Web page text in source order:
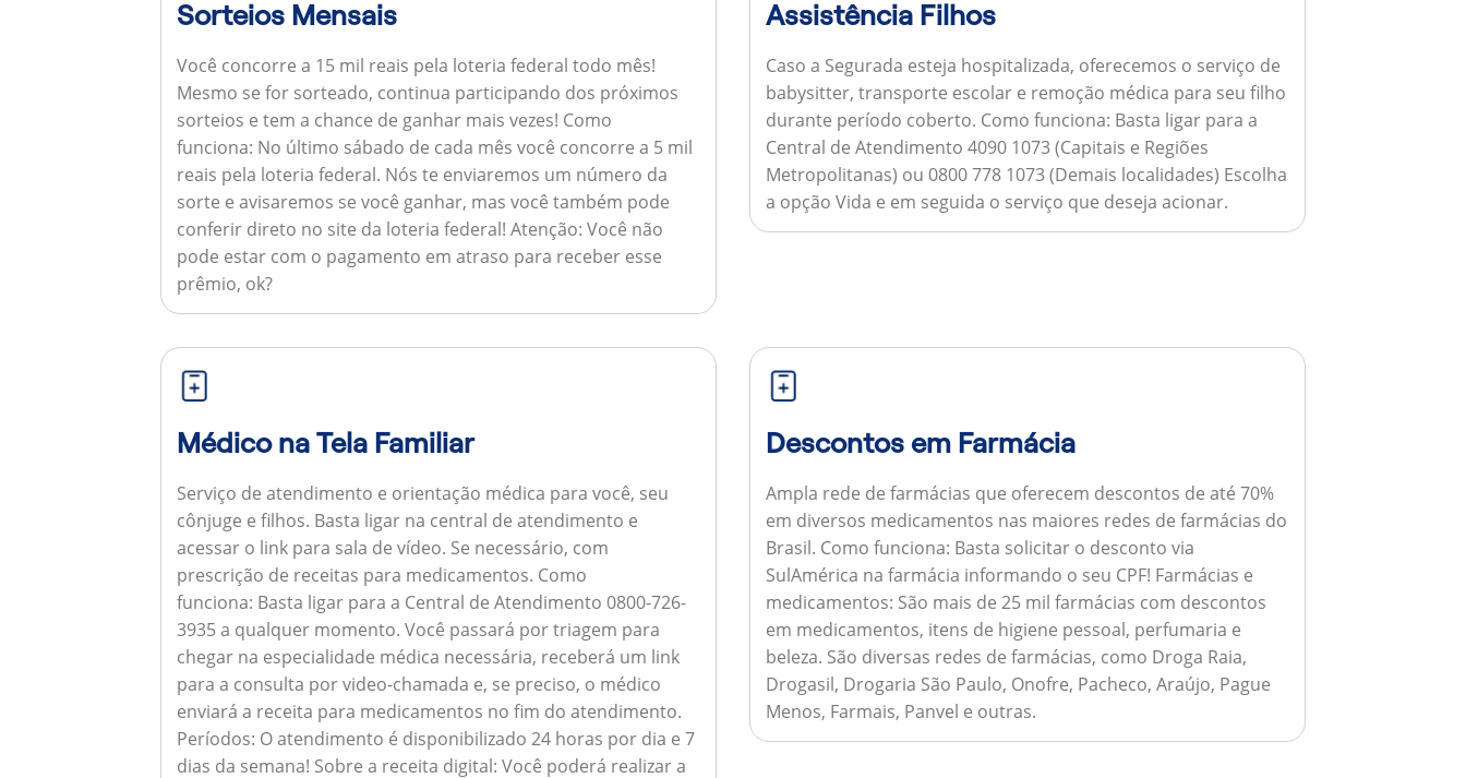
Sorteios Mensais
Você concorre a 15 mil reais pela loteria federal todo mês!
Mesmo se for sorteado, continua participando dos próximos
sorteios e tem a chance de ganhar mais vezes! Como
funciona: No último sábado de cada mês você concorre a 5 mil
reais pela loteria federal. Nós te enviaremos um número da
sorte e avisaremos se você ganhar, mas você também pode
conferir direto no site da loteria federal!Atenção: Você não
pode estar com o pagamento em atraso para receber esse
prêmio, ok?
Assistência Filhos
Caso a Segurada esteja hospitalizada, oferecemos o serviço de
babysitter, transporte escolar e remoção médica para seu filho
durante período coberto. Como funciona: Basta ligar para a
Central de Atendimento 4090 1073 (Capitais e Regiões
Metropolitanas) ou 0800 778 1073 (Demais localidades) Escolha
a opção Vida e em seguida o serviço que deseja acionar.
Médico na Tela Familiar
Serviço de atendimento e orientação médica para você, seu
cônjuge e filhos. Basta ligar na central de atendimento e
acessar o link para sala de vídeo. Se necessário, com
prescrição de receitas para medicamentos. Como
funciona: Basta ligar para a Central de Atendimento 0800-726-
3935 a qualquer momento. Você passará por triagem para
chegar na especialidade médica necessária, receberá um link
para a consulta por video-chamada e, se preciso, o médico
enviará a receita para medicamentos no fim do atendimento.
Períodos: O atendimento é disponibilizado 24 horas por dia e 7
dias da semana! Sobre a receita digital: Você poderá realizar a
Descontos em Farmácia
Ampla rede de farmácias que oferecem descontos de até 70%
em diversos medicamentos nas maiores redes de farmácias do
Brasil. Como funciona: Basta solicitar o desconto via
SulAmérica na farmácia informando o seu CPF! Farmácias e
medicamentos: São mais de 25 mil farmácias com descontos
em medicamentos, itens de higiene pessoal, perfumaria e
beleza. São diversas redes de farmácias, como Droga Raia,
Drogasil, Drogaria São Paulo, Onofre, Pacheco, Araújo, Pague
Menos, Farmais, Panvel e outras.